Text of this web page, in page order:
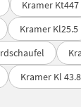
Kramer Kt447
Kramer Kl25.5
Kramer Kl 43.8